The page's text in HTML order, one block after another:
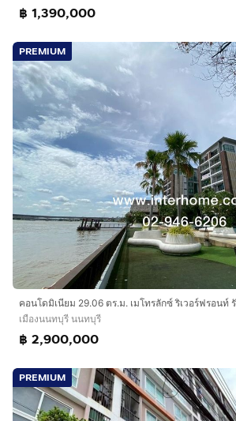
฿ 1,390,000
PREMIUM
เมืองนนทบุรี นนทบุรี
฿ 2,900,000
PREMIUM